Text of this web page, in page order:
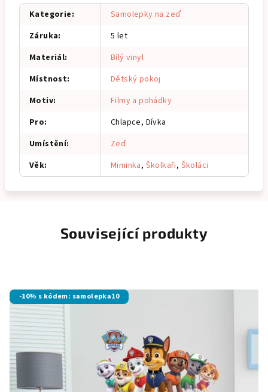
Kategorie:
Samolepky na zeď
Záruka:
5 let
Materiál:
Bílý vinyl
Místnost:
Dětský pokoj
Motiv:
Filmy a pohádky
Pro:
Chlapce, Dívka
Umístění:
Zeď
Věk: Miminka, Školkaři, Školáci
Související produkty
-10% s kódem: samolepka10